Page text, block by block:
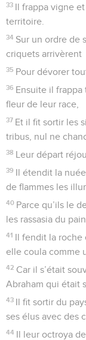
33 Il frappa vigne
territoire.
34 Sur un ordre de
criquets arrivèrent
35 Pour dévorer
36 Ensuite il
fleur de leur race,
37 Et il fit sortir les
tribus, nul ne
38 Leur départ
39 Il étendit la
de flammes les
40 Parce qu’ils le
les rassasia du
41 Il fendit la roche
elle coula comme
42 Car il s’était
Abraham qui était
43 Il fit sortir du
ses élus avec des
44 Il leur octroya